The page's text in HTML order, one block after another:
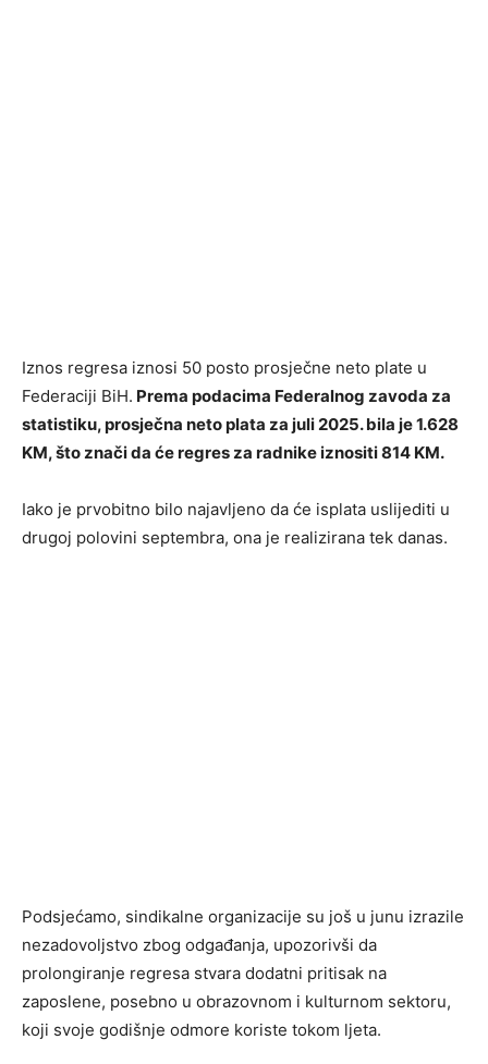
Iznos regresa iznosi 50 posto prosječne neto plate u
Federaciji BiH. Prema podacima Federalnog zavoda za
statistiku, prosječna neto plata za juli 2025. bila je 1.628
KM, što znači da će regres za radnike iznositi 814 KM.
Iako je prvobitno bilo najavljeno da će isplata uslijediti u
drugoj polovini septembra, ona je realizirana tek danas.
Podsjećamo, sindikalne organizacije su još u junu izrazile
nezadovoljstvo zbog odgađanja, upozorivši da
prolongiranje regresa stvara dodatni pritisak na
zaposlene, posebno u obrazovnom i kulturnom sektoru,
koji svoje godišnje odmore koriste tokom ljeta.